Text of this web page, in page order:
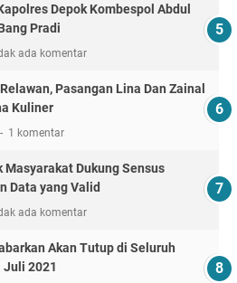
Depok Kombespol Abdul
Pradi
ada komentar
Pasangan Lina Dan Zainal
Kuliner
1 komentar
Masyarakat Dukung Sensus
Data yang Valid
ada komentar
Akan Tutup di Seluruh
Juli 2021